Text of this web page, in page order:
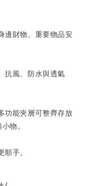
邊財物、重要物品安
抗風、防水與透氣
功能夾層可整齊存放
物。
手。